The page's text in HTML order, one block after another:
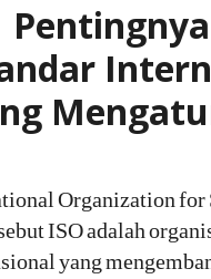
Organization for
ISO adalah
yang